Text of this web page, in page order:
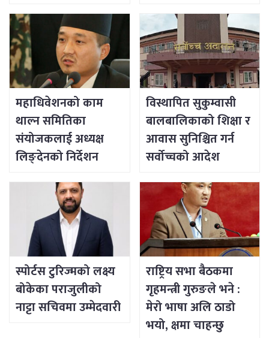
महाधिवेशनको काम
थाल्न समितिका
संयोजकलाई अध्यक्ष
लिङ्देनको निर्देशन
विस्थापित सुकुम्वासी
बालबालिकाको शिक्षा र
आवास सुनिश्चित गर्न
सर्वोच्चको आदेश
स्पोर्टस टुरिज्मको लक्ष्य
बोकेका पराजुलीको
नाट्टा सचिवमा उम्मेदवारी
राष्ट्रिय सभा बैठकमा
गृहमन्त्री गुरुङले भने :
मेरो भाषा अलि ठाडो
भयो, क्षमा चाहन्छु